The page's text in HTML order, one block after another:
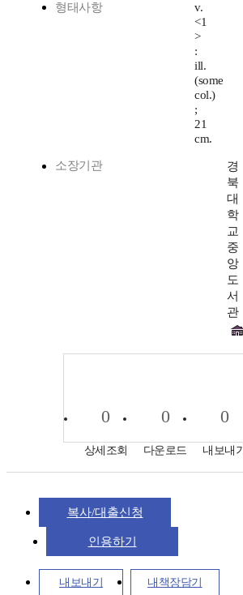
형태사항
v.
<1
>
:
ill.
(some
col.)
;
21
cm.
소장기관
경
북
대
학
교
중
앙
도
서
관
0
상세조회
0
다운로드
0
내보내기
복사/대출신청
인용하기
내보내기 내책장담기